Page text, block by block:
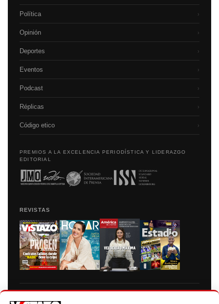
Política ›
Opinión ›
Deportes ›
Eventos ›
Podcast ›
Réplicas ›
Código etico ›
PREMIOS A LA EXCELENCIA PERIODÍSTICA Y LIDERAZGO
EDITORIAL
REVISTAS